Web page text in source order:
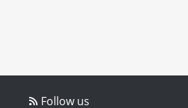
Follow us